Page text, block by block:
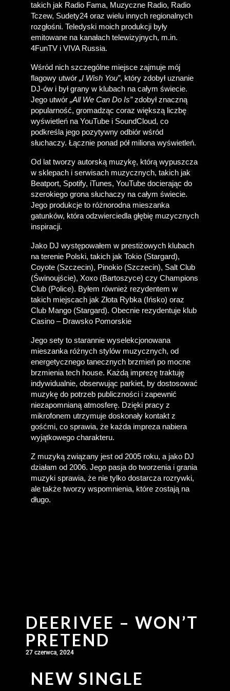
takich jak Radio Fama, Muzyczne Radio, Radio
Tczew, Sudety24 oraz wielu innych regionalnych
rozgłośni. Teledyski moich produkcji były
emitowane na kanałach telewizyjnych, m.in.
4FunTV i VIVA Russia.
Wśród nich szczególne miejsce zajmuje mój
flagowy utwór „I Wish You”, który zdobył uznanie
DJ-ów i był grany w klubach na całym świecie.
Jego utwór „All We Can Do Is” zdobył znaczną
popularność, gromadząc coraz większą liczbę
wyświetleń na YouTube i SoundCloud, co
podkreśla jego pozytywny odbiór wśród
słuchaczy. Łącznie ponad pół miliona wyświetleń.
Od lat tworzy autorską muzykę, którą wypuszcza
w sklepach i serwisach muzycznych, takich jak
Beatport, Spotify, iTunes, YouTube docierając do
szerokiego grona słuchaczy na całym świecie.
Jego produkcje to różnorodna mieszanka
gatunków, która odzwierciedla głębię muzycznych
inspiracji.
Jako DJ występowałem w prestiżowych klubach
na terenie Polski, takich jak Tokio (Stargard),
Coyote (Szczecin), Pinokio (Szczecin), Salt Club
(Świnoujście), Xoxo (Bartoszyce) czy Champions
Club (Police). Byłem również rezydentem w
takich miejscach jak Złota Rybka (Ińsko) oraz
Club Mango (Stargard). Obecnie rezydentuje klub
Casino – Drawsko Pomorskie
Jego sety to starannie wyselekcjonowana
mieszanka różnych stylów muzycznych, od
energetycznego tanecznych brzmień po mocne
brzmienia tech house. Każdą imprezę traktuję
indywidualnie, obserwując parkiet, by dostosować
muzykę do potrzeb publiczności i zapewnić
niezapomnianą atmosferę. Dzięki pracy z
mikrofonem utrzymuje doskonały kontakt z
gośćmi, co sprawia, że każda impreza nabiera
wyjątkowego charakteru.
Z muzyką związany jest od 2005 roku, a jako DJ
działam od 2006. Jego pasja do tworzenia i grania
muzyki sprawia, że nie tylko dostarcza rozrywki,
ale także tworzy wspomnienia, które zostają na
długo.
DEERIVEE – WON’T
PRETEND
27 czerwca, 2024
NEW SINGLE